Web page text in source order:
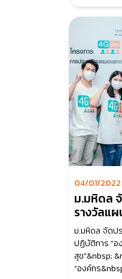
04/01/2022
ม.มหิดล
รางวัลแ
4G แห่งค
ม.มหิดล จัดป
ปฏิบัติการ “อ
สุข”&nbsp;
“องค์กร